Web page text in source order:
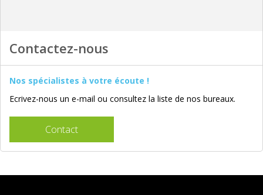
Contactez-nous
Nos spécialistes à votre écoute !
Ecrivez-nous un e-mail ou consultez la liste de nos bureaux.
Contact